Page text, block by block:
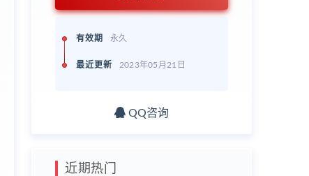
有效期 永久
最近更新 2023年05月21日
QQ咨询
近期热门